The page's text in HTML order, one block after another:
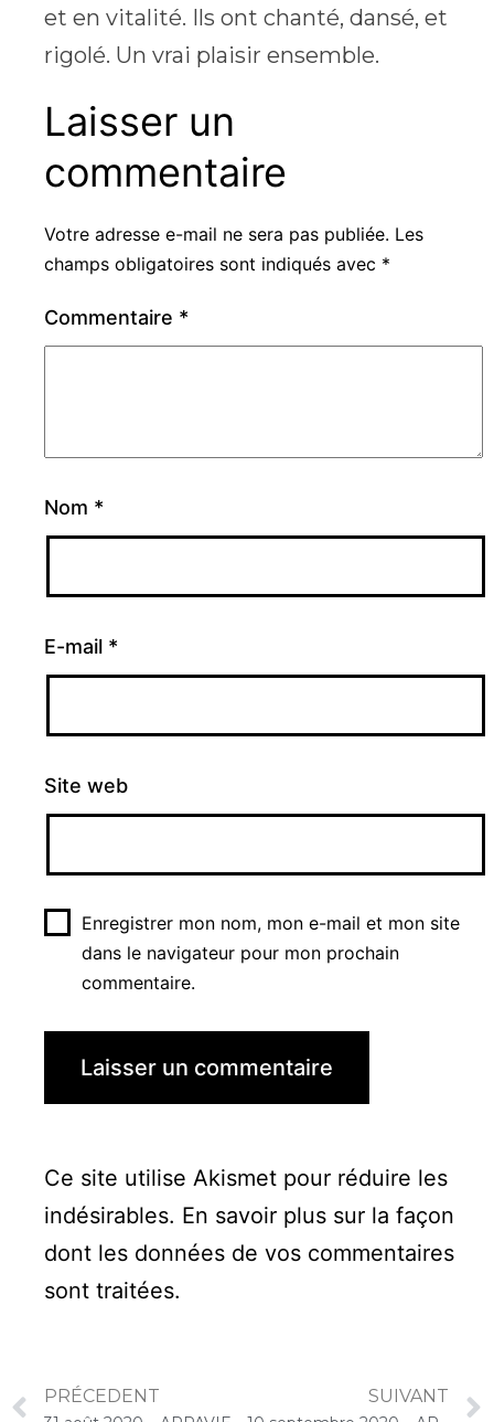
et en vitalité. Ils ont chanté, dansé, et
rigolé. Un vrai plaisir ensemble.
Laisser un
commentaire
Votre adresse e-mail ne sera pas publiée. Les
champs obligatoires sont indiqués avec *
Commentaire *
Nom *
E-mail *
Site web
Enregistrer mon nom, mon e-mail et mon site
dans le navigateur pour mon prochain
commentaire.
Ce site utilise Akismet pour réduire les
indésirables. En savoir plus sur la façon
dont les données de vos commentaires
sont traitées.
PRÉCEDENT SUIVANT